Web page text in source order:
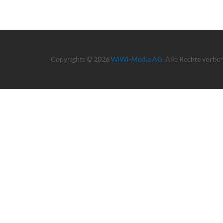
Copyrights © 2026 WiWi-Media AG. Alle Rechte